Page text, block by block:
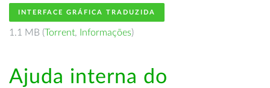
INTERFACE GRÁFICA TRADUZIDA
1.1 MB (Torrent, Informações)
Ajuda interna do